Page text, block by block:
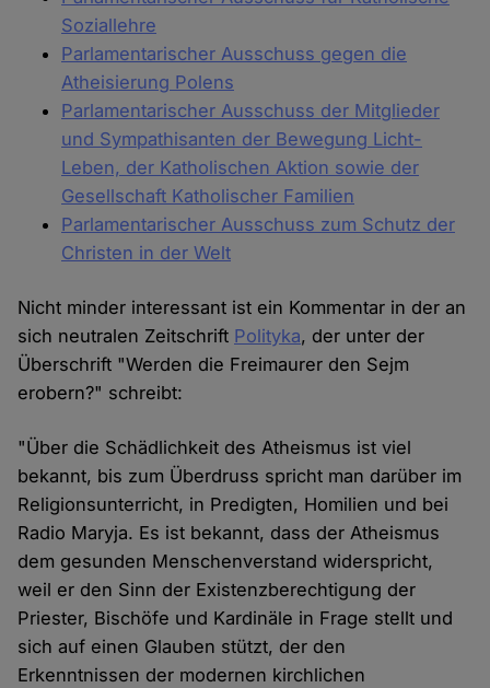
Soziallehre
Parlamentarischer Ausschuss gegen die
Atheisierung Polens
Parlamentarischer Ausschuss der Mitglieder
und Sympathisanten der Bewegung Licht-
Leben, der Katholischen Aktion sowie der
Gesellschaft Katholischer Familien
Parlamentarischer Ausschuss zum Schutz der
Christen in der Welt
Nicht minder interessant ist ein Kommentar in der an
sich neutralen Zeitschrift Polityka, der unter der
Überschrift "Werden die Freimaurer den Sejm
erobern?" schreibt:
"Über die Schädlichkeit des Atheismus ist viel
bekannt, bis zum Überdruss spricht man darüber im
Religionsunterricht, in Predigten, Homilien und bei
Radio Maryja. Es ist bekannt, dass der Atheismus
dem gesunden Menschenverstand widerspricht,
weil er den Sinn der Existenzberechtigung der
Priester, Bischöfe und Kardinäle in Frage stellt und
sich auf einen Glauben stützt, der den
Erkenntnissen der modernen kirchlichen